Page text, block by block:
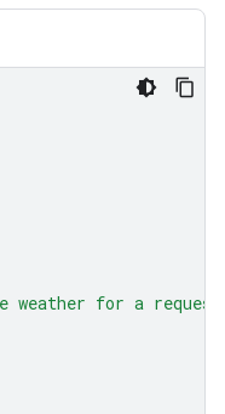
weather for a